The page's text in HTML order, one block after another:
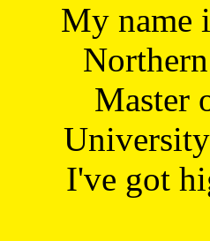
My name
Master
I've got